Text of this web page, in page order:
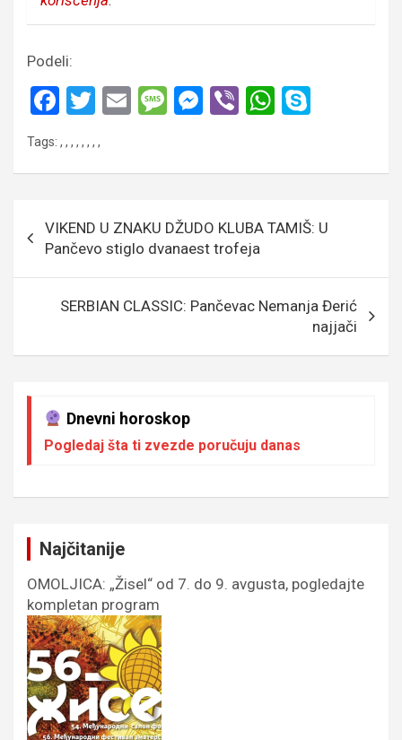
Podeli:
F
ce
o
o
k
T
tt
E
M
g
e
M
g
er
Vi W
A
p
p
Tags: , , , , , , , ,
чланка
VIKEND U ZNAKU DŽUDO KLUBA TAMIŠ: U
Pančevo stiglo dvanaest trofeja
SERBIAN CLASSIC: Pančevac Nemanja Đerić
najjači
Dnevni horoskop
Pogledaj šta ti zvezde poručuju danas
Najčitanije
OMOLJICA: „Žisel“ od 7. do 9. avgusta, pogledajte
kompletan program